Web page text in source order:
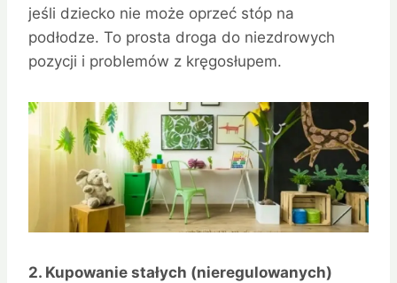
jeśli dziecko nie może oprzeć stóp na
podłodze. To prosta droga do niezdrowych
pozycji i problemów z kręgosłupem.
2. Kupowanie stałych (nieregulowanych)